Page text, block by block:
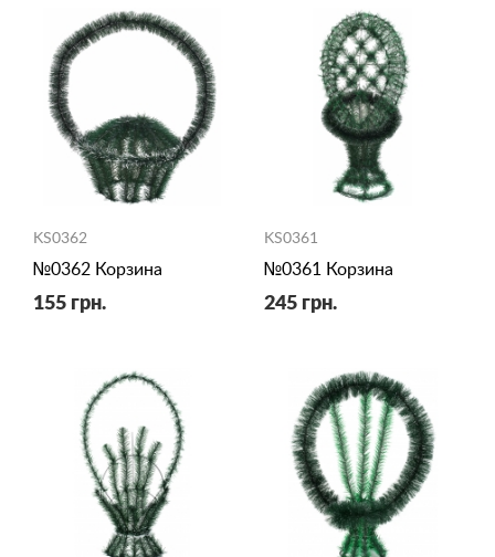
KS0362
№0362 Корзина
155 грн.
KS0361
№0361 Корзина
245 грн.